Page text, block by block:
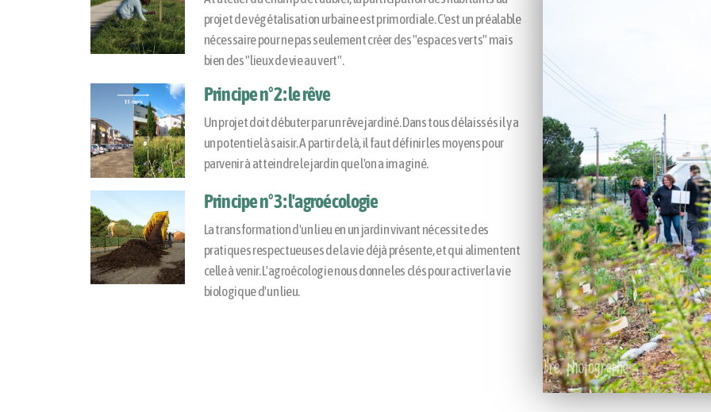
projet de végétalisation urbaine est primordiale. C'est un préalable
nécessaire pour ne pas seulement créer des "espaces verts" mais
bien des "lieux de vie au vert".
Principe n°2 : le rêve
Un projet doit débuter par un rêve jardiné. Dans tous délaissés il y a
un potentiel à saisir. A partir de là, il faut définir les moyens pour
parvenir à atteindre le jardin que l'on a imaginé.
Principe n°3 : l'agroécologie
La transformation d'un lieu en un jardin vivant nécessite des
pratiques respectueuses de la vie déjà présente, et qui alimentent
celle à venir. L'agroécologie nous donne les clés pour activer la vie
biologique d'un lieu.